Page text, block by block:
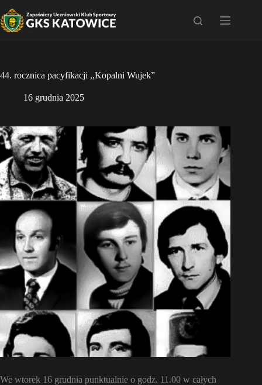
do
treści
44. rocznica pacyfikacji ,,Kopalni Wujek”
16 grudnia 2025
We wtorek 16 grudnia punktualnie o godz. 11.00 w całych